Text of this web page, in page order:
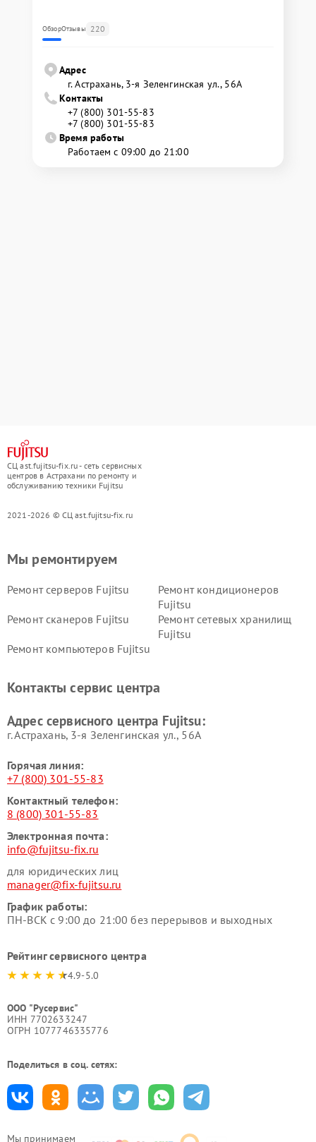
ОбзорОтзывы 220
Адрес
г. Астрахань, 3-я Зеленгинская ул., 56А
Контакты
+7 (800) 301-55-83
+7 (800) 301-55-83
Время работы
Работаем с 09:00 до 21:00
СЦ ast.fujitsu-fix.ru - сеть сервисных
центров в Астрахани по ремонту и
обслуживанию техники Fujitsu
2021-2026 © СЦ ast.fujitsu-fix.ru
Мы принимаем
Мы ремонтируем
Ремонт серверов Fujitsu
Ремонт кондиционеров
Fujitsu
Ремонт сканеров Fujitsu
Ремонт сетевых хранилищ
Fujitsu
Ремонт компьютеров Fujitsu
Контакты сервис центра
Адрес сервисного центра Fujitsu:
г. Астрахань, 3-я Зеленгинская ул., 56А
Горячая линия:
+7 (800) 301-55-83
Контактный телефон:
8 (800) 301-55-83
Электронная почта:
info@fujitsu-fix.ru
для юридических лиц
manager@fix-fujitsu.ru
График работы:
ПН-ВСК с 9:00 до 21:00 без перерывов и выходных
Рейтинг сервисного центра
4.9-5.0
ООО "Русервис"
ИНН 7702633247
ОГРН 1077746335776
Поделиться в соц. сетях: